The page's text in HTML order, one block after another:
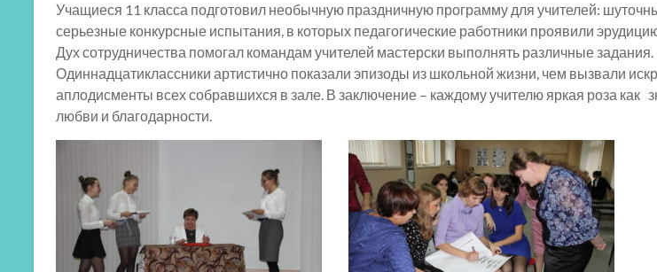
Учащиеся 11 класса подготовил необычную праздничную программу для учителей:
серьезные конкурсные испытания, в которых педагогические работники проявили
Дух сотрудничества помогал командам учителей мастерски выполнять различные задания.
Одиннадцатиклассники артистично показали эпизоды из школьной жизни, чем вызвали
аплодисменты всех собравшихся в зале. В заключение – каждому учителю яркая роза как
любви и благодарности.